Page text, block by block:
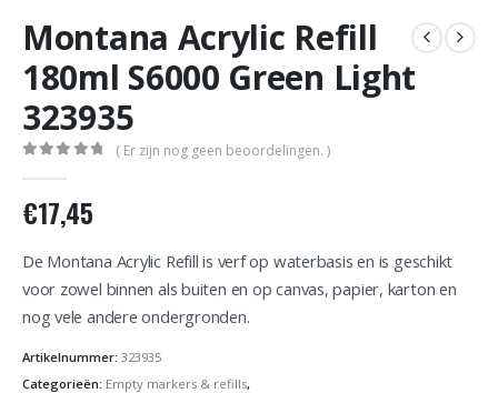
Montana Acrylic Refill
180ml S6000 Green Light
323935
( Er zijn nog geen beoordelingen. )
€17,45
De Montana Acrylic Refill is verf op waterbasis en is geschikt
voor zowel binnen als buiten en op canvas, papier, karton en
nog vele andere ondergronden.
Artikelnummer: 323935
Categorieën: Empty markers & refills,